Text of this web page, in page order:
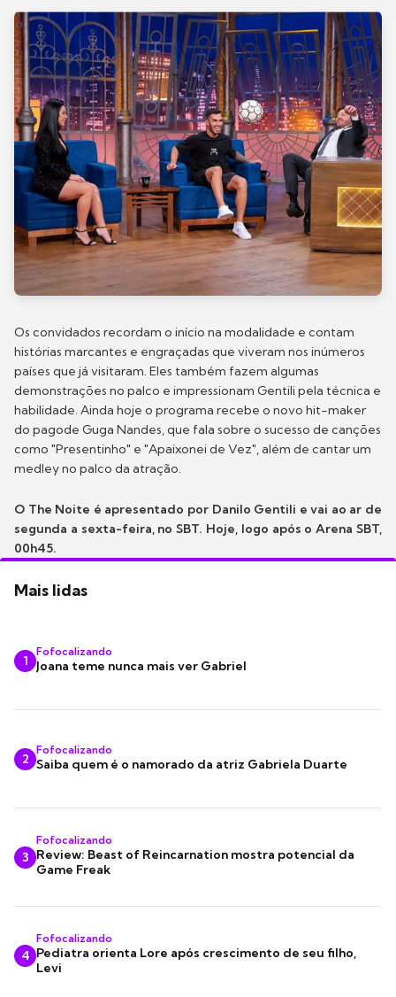
Os convidados recordam o início na modalidade e contam
histórias marcantes e engraçadas que viveram nos inúmeros
países que já visitaram. Eles também fazem algumas
demonstrações no palco e impressionam Gentili pela técnica e
habilidade. Ainda hoje o programa recebe o novo hit-maker
do pagode Guga Nandes, que fala sobre o sucesso de canções
como "Presentinho" e "Apaixonei de Vez", além de cantar um
medley no palco da atração.
O The Noite é apresentado por Danilo Gentili e vai ao ar de
segunda a sexta-feira, no SBT. Hoje, logo após o Arena SBT,
00h45.
Mais lidas
1
Fofocalizando
Joana teme nunca mais ver Gabriel
2
Fofocalizando
Saiba quem é o namorado da atriz Gabriela Duarte
3
Fofocalizando
Review: Beast of Reincarnation mostra potencial da
Game Freak
4
Fofocalizando
Pediatra orienta Lore após crescimento de seu filho,
Levi